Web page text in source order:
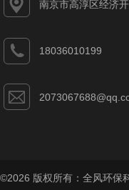
南京市高淳区经济
18036010199
©2026 版权所有：全风环保